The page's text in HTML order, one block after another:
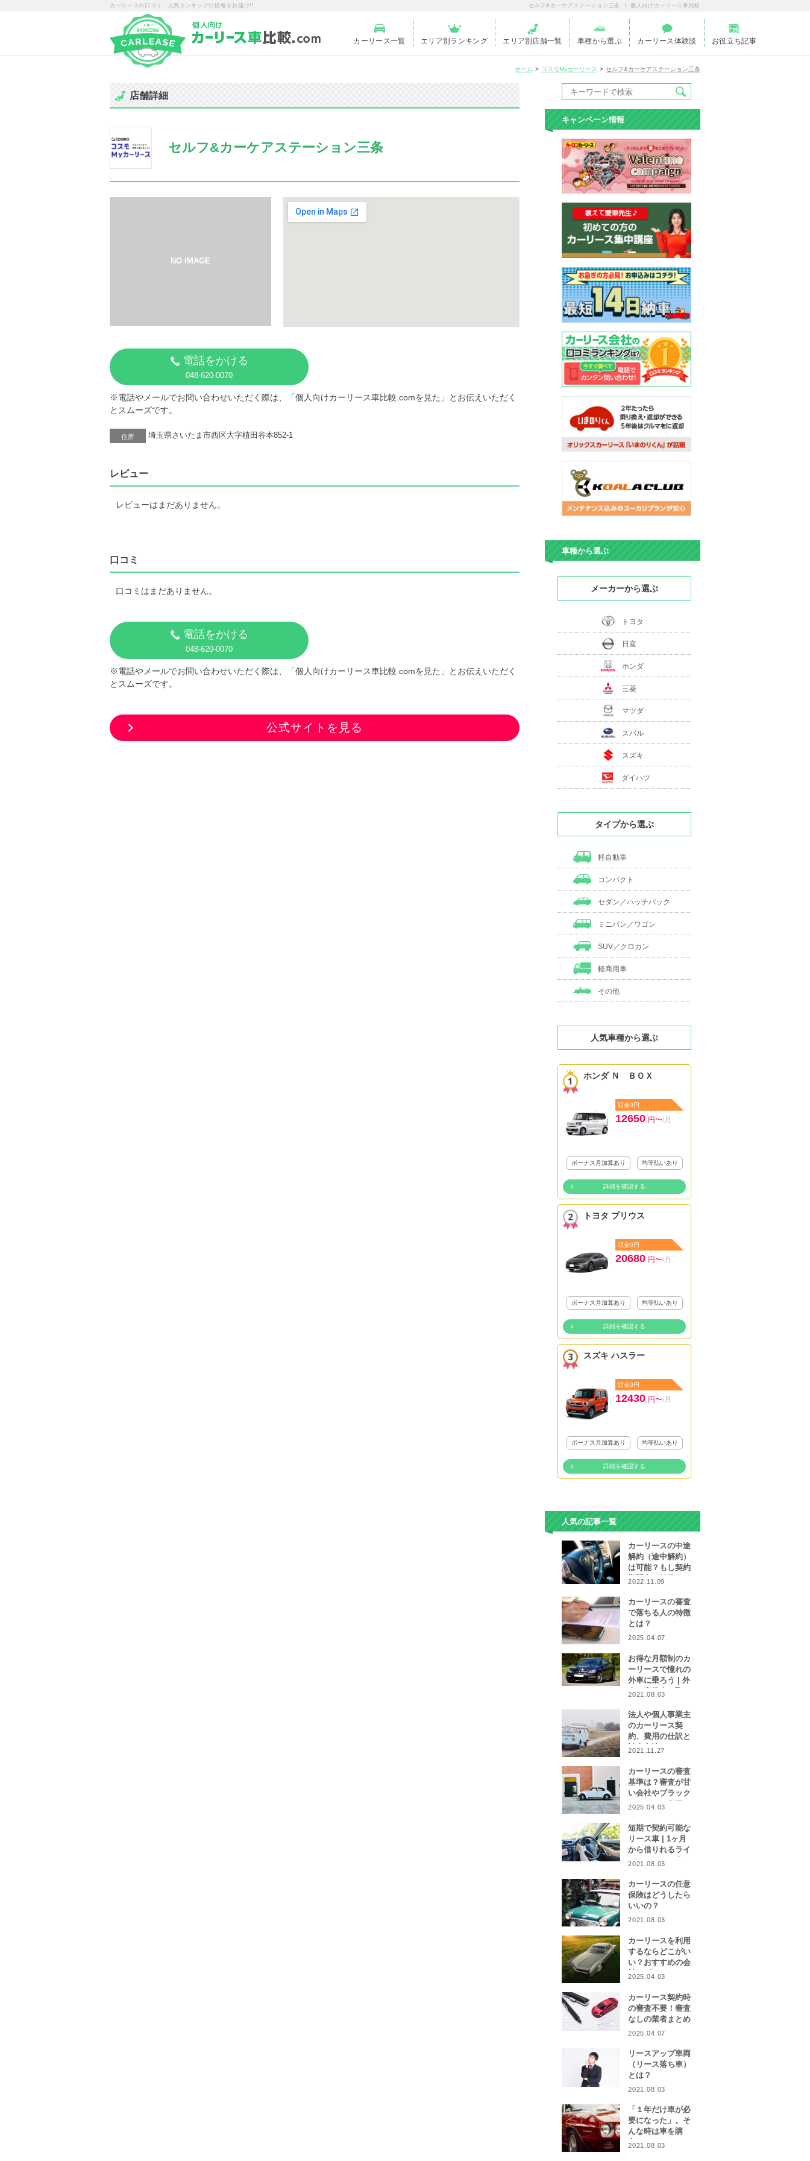
カーリースの口コミ・人気ランキングの情報をお届け!! セルフ&カーケアステーション三条 ｜ 個人向けカーリース車比較
カーリース一覧 エリア別ランキング エリア別店舗一覧 車種から選ぶ カーリース体験談 お役立ち記事
ホーム コスモMyカーリース セルフ&カーケアステーション三条
店舗詳細
セルフ&カーケアステーション三条
電話をかける
048-620-0070
※電話やメールでお問い合わせいただく際は、「個人向けカーリース車比較.comを見た」とお伝えいただく
とスムーズです。
住所 埼玉県さいたま市西区大字植田谷本852-1
レビュー
レビューはまだありません。
口コミ
口コミはまだありません。
電話をかける
048-620-0070
※電話やメールでお問い合わせいただく際は、「個人向けカーリース車比較.comを見た」とお伝えいただく
とスムーズです。
公式サイトを見る
キャンペーン情報
車種から選ぶ
メーカーから選ぶ
トヨタ
日産
ホンダ
三菱
マツダ
スバル
スズキ
ダイハツ
タイプから選ぶ
軽自動車
コンパクト
セダン／ハッチバック
ミニバン／ワゴン
SUV／クロカン
軽商用車
その他
人気車種から選ぶ
ホンダ Ｎ ＢＯＸ
頭金0円
12650 円〜/月
ボーナス月加算あり 均等払いあり
詳細を確認する
トヨタ プリウス
頭金0円
20680 円〜/月
ボーナス月加算あり 均等払いあり
詳細を確認する
スズキ ハスラー
頭金0円
12430 円〜/月
ボーナス月加算あり 均等払いあり
詳細を確認する
人気の記事一覧
カーリースの中途
解約（途中解約）
は可能？もし契約
期間中に解約をし
なったら…
2022.11.09
カーリースの審査
で落ちる人の特徴
とは？
2025.04.07
お得な月額制のカ
ーリースで憧れの
外車に乗ろう | 外
車や高級車を取り
者をご紹介！
2021.08.03
法人や個人事業主
のカーリース契
約、費用の仕訳と
計上方法は？
2021.11.27
カーリースの審査
基準は？審査が甘
い会社やブラック
リストでも利用で
2025.04.03
短期で契約可能な
リース車 | 1ヶ月
から借りれるライ
フスタイルに合わ
集
2021.08.03
カーリースの任意
保険はどうしたら
いいの？
2021.08.03
カーリースを利用
するならどこがい
い？おすすめの会
社をピックアッ
2025.04.03
カーリース契約時
の審査不要！審査
なしの業者まとめ
2025.04.07
リースアップ車両
（リース落ち車）
とは？
2021.08.03
「１年だけ車が必
要になった」。そ
んな時は車を購
入？カーリース？
2021.08.03